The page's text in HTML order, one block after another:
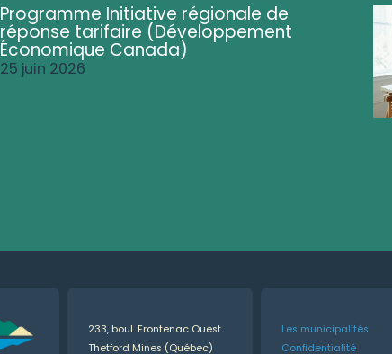
Programme Initiative régionale de
réponse tarifaire (Développement
Économique Canada)
25 juin 2026
233, boul. Frontenac Ouest
Thetford Mines (Québec)
Les municipalités
Confidentialité